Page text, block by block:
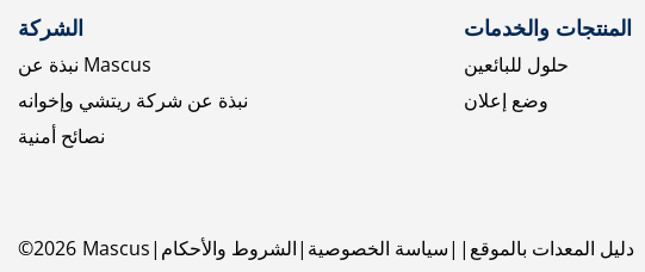
الشركة
نبذة عن Mascus
نبذة عن شركة ريتشي وإخوانه
نصائح أمنية
المنتجات والخدمات
حلول للبائعين
وضع إعلان
©2026 Mascus الشروط والأحكام سياسة الخصوصية دليل المعدات بالموقع